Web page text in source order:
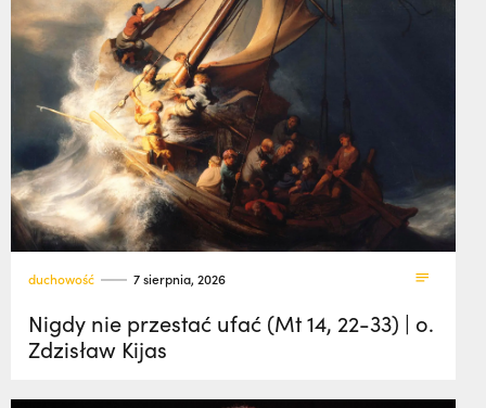
duchowość 7 sierpnia, 2026
Nigdy nie przestać ufać (Mt 14, 22-33) | o.
Zdzisław Kijas